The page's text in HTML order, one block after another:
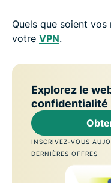
Quels que soient
votre VPN.
Explorez le
confidentialité
INSCRIVEZ-VOUS
DERNIÈRES OFFRES